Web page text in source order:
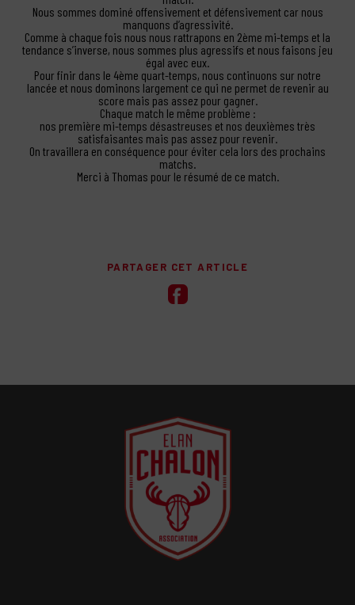
Nous sommes dominé offensivement et défensivement car nous
manquons d’agressivité.
Comme à chaque fois nous nous rattrapons en 2ème mi-temps et la
tendance s’inverse, nous sommes plus agressifs et nous faisons jeu
égal avec eux.
Pour finir dans le 4ème quart-temps, nous continuons sur notre
lancée et nous dominons largement ce qui ne permet de revenir au
score mais pas assez pour gagner.
Chaque match le même problème :
nos première mi-temps désastreuses et nos deuxièmes très
satisfaisantes mais pas assez pour revenir.
On travaillera en conséquence pour éviter cela lors des prochains
matchs.
Merci à Thomas pour le résumé de ce match.
PARTAGER CET ARTICLE